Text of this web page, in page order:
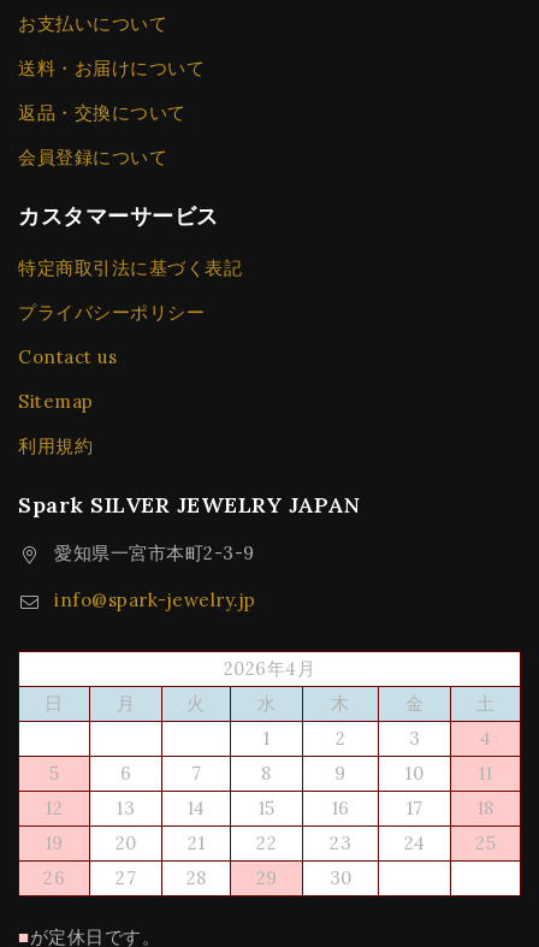
お支払いについて
送料・お届けについて
返品・交換について
会員登録について
カスタマーサービス
特定商取引法に基づく表記
プライバシーポリシー
Contact us
Sitemap
利用規約
Spark SILVER JEWELRY JAPAN
愛知県一宮市本町2-3-9
info@spark-jewelry.jp
2026年4月
日
月 火 水 木 金
土
1
2 3
4
5
6 7 8 9 10
11
12
13 14 15 16 17
18
19
20 21 22 23 24
25
26
27 28 29 30
■が定休日です。